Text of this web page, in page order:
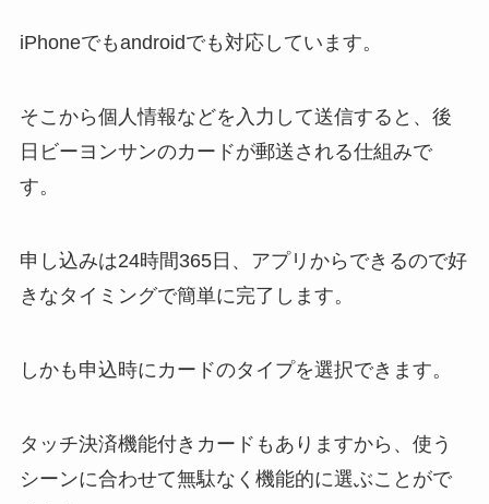
iPhoneでもandroidでも対応しています。
そこから個人情報などを入力して送信すると、後
日ビーヨンサンのカードが郵送される仕組みで
す。
申し込みは24時間365日、アプリからできるので好
きなタイミングで簡単に完了します。
しかも申込時にカードのタイプを選択できます。
タッチ決済機能付きカードもありますから、使う
シーンに合わせて無駄なく機能的に選ぶことがで